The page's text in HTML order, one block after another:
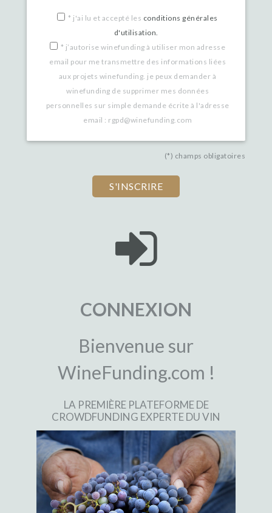
* j'ai lu et accepté les conditions générales
d'utilisation.
* j’autorise winefunding à utiliser mon adresse
email pour me transmettre des informations liées
aux projets winefunding. je peux demander à
winefunding de supprimer mes données
personnelles sur simple demande écrite à l'adresse
email : rgpd@winefunding.com
(*) champs obligatoires
CONNEXION
Bienvenue sur
WineFunding.com !
LA PREMIÈRE PLATEFORME DE
CROWDFUNDING EXPERTE DU VIN